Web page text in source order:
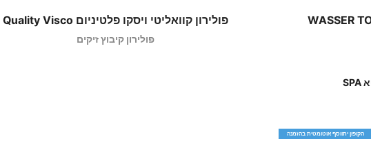
פולירון קוואליטי ויסקו פלטיניום Quality Visco
פולירון קיבוץ זיקים
הקופון יתווסף אוטומטית בהזמנה